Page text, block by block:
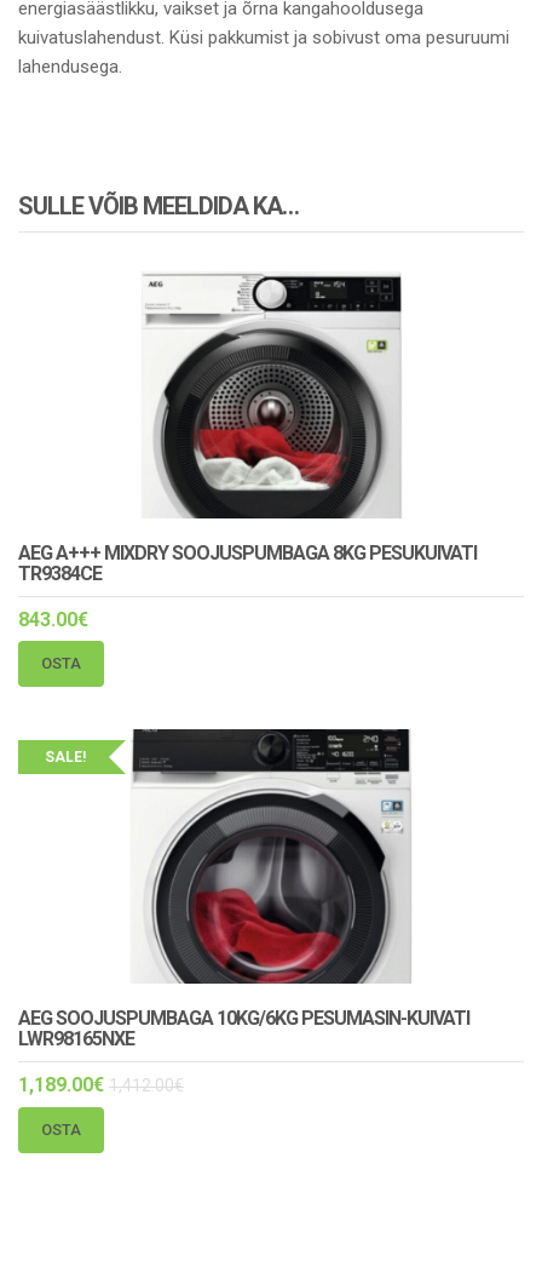
energiasäästlikku, vaikset ja õrna kangahooldusega
kuivatuslahendust. Küsi pakkumist ja sobivust oma pesuruumi
lahendusega.
SULLE VÕIB MEELDIDA KA…
AEG A+++ MIXDRY SOOJUSPUMBAGA 8KG PESUKUIVATI
TR9384CE
843.00€
OSTA
SALE!
AEG SOOJUSPUMBAGA 10KG/6KG PESUMASIN-KUIVATI
LWR98165NXE
1,189.00€ 1,412.00€
OSTA